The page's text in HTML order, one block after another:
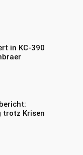
in KC-390
trotz Krisen